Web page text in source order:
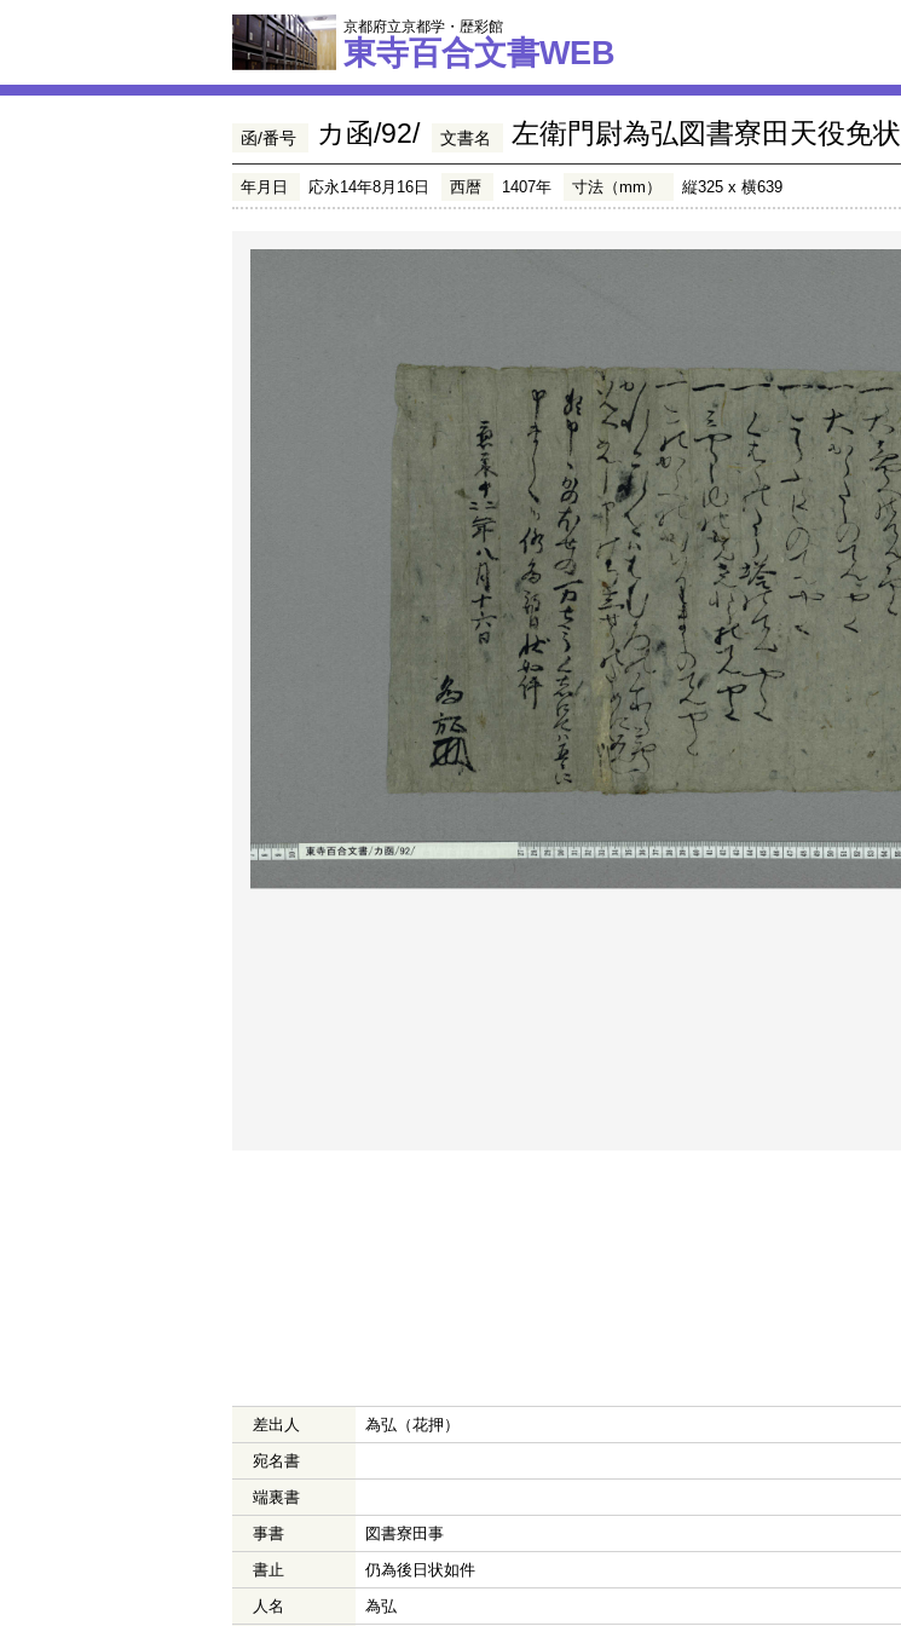
京都府立京都学・歴彩館
東寺百合文書WEB
函/番号 カ函/92/ 文書名 左衛門尉為弘図書寮田天役免状
年月日 応永14年8月16日 西暦 1407年 寸法（mm） 縦325 x 横639
差出人
為弘（花押）
宛名書
端裏書
事書
図書寮田事
書止
仍為後日状如件
人名
為弘